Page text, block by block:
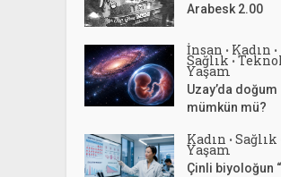
Arabesk 2.00
İnsan • Kadın •
Sağlık •
Yaşam
Uzay’da doğum
mümkün mü?
Kadın • Sağlık
Yaşam
Çinli biyoloğun